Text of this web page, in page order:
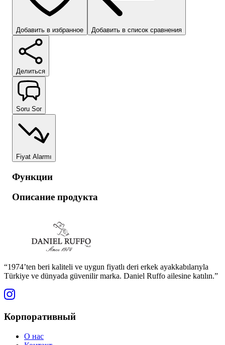
Добавить в избранное Добавить в список сравнения
Делиться
Soru Sor
Fiyat Alarmı
Функции
Описание продукта
“1974’ten beri kaliteli ve uygun fiyatlı deri erkek ayakkabılarıyla
Türkiye ve dünyada güvenilir marka. Daniel Ruffo ailesine katılın.”
Корпоративный
О нас